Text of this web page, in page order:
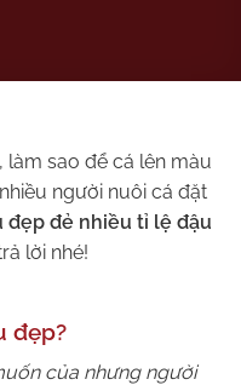
làm sao để cá lên màu
người nuôi cá đặt
đẹp đẻ nhiều tỉ lệ đậu
lời nhé!
đẹp?
của nhưng người